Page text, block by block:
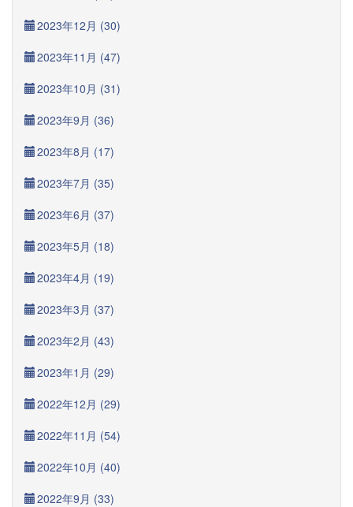
2023年12月 (30)
2023年11月 (47)
2023年10月 (31)
2023年9月 (36)
2023年8月 (17)
2023年7月 (35)
2023年6月 (37)
2023年5月 (18)
2023年4月 (19)
2023年3月 (37)
2023年2月 (43)
2023年1月 (29)
2022年12月 (29)
2022年11月 (54)
2022年10月 (40)
2022年9月 (33)